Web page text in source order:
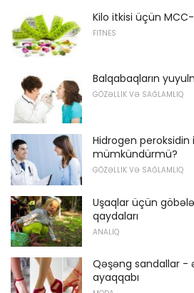
Kilo itkisi üçün
FITNES
Balqabaqların
GÖZƏLLIK VƏ SAĞLAMLIQ
Hidrogen
mümkündürmü?
GÖZƏLLIK VƏ SAĞLAMLIQ
Uşaqlar üçün
qaydaları
ANALIQ
Qəşəng sandallar -
ayaqqabı